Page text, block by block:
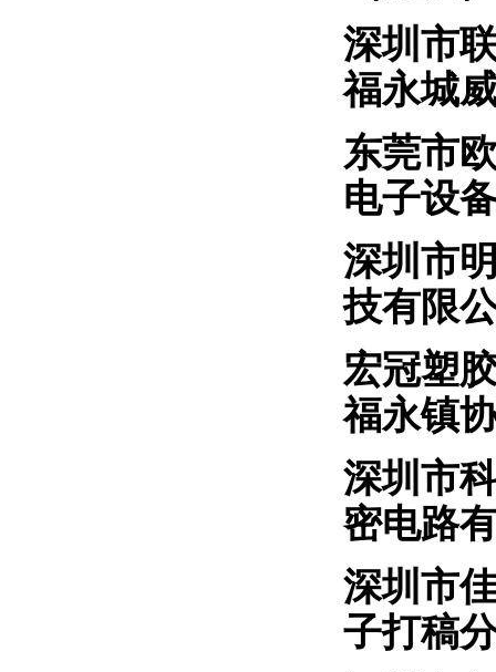
深圳
福永城
东莞
电子设
深圳
技有限
宏冠
福永镇
深圳
密电路
深圳
子打稿